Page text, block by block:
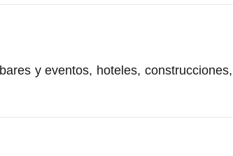
y eventos, hoteles, construcciones,